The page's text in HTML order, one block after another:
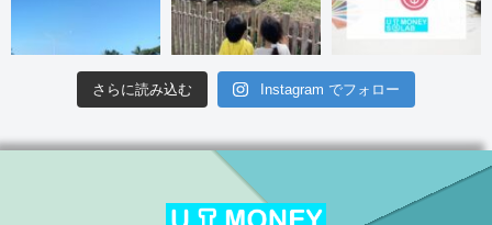
さらに読み込む Instagram でフォロー